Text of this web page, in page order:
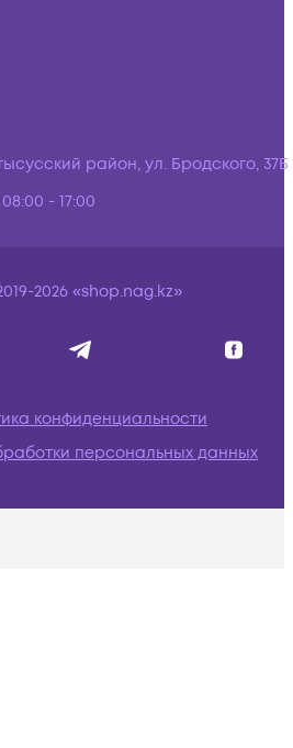
район, ул. Бродского, 37Б
- 17:00
2026 «shop.nag.kz»
конфиденциальности
персональных данных